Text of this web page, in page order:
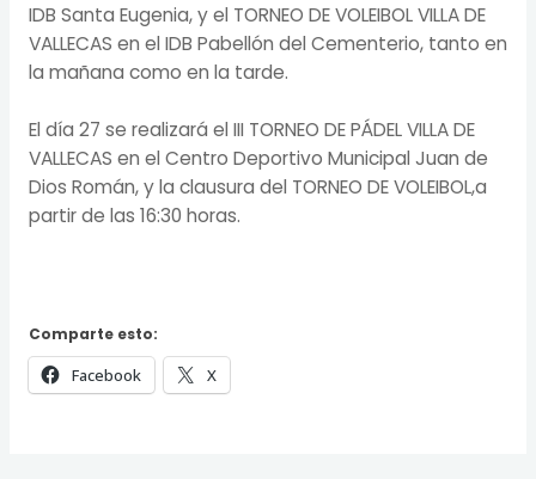
IDB Santa Eugenia, y el TORNEO DE VOLEIBOL VILLA DE
VALLECAS en el IDB Pabellón del Cementerio, tanto en
la mañana como en la tarde.
El día 27 se realizará el III TORNEO DE PÁDEL VILLA DE
VALLECAS en el Centro Deportivo Municipal Juan de
Dios Román, y la clausura del TORNEO DE VOLEIBOL,a
partir de las 16:30 horas.
Comparte esto:
Facebook X